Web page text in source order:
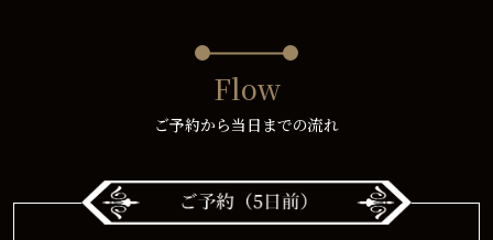
Flow
ご予約から当日までの流れ